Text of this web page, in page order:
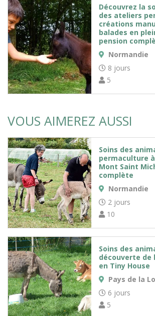
Découvrez la
des ateliers
créations
balades en
pension
Normandie
8 jours
5
VOUS AIMEREZ AUSSI
Soins des
permaculture
Mont Saint
complète
Normandie
2 jours
10
Soins des
découverte de
en Tiny House
Pays de la
6 jours
5